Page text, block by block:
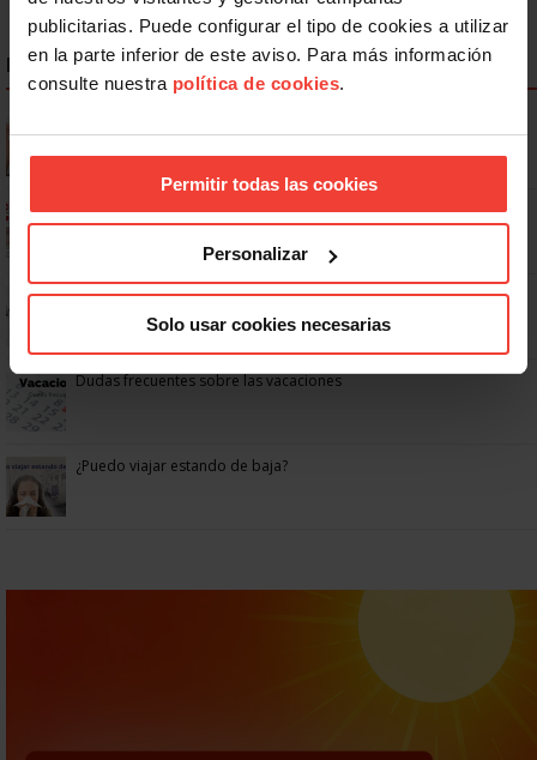
publicitarias. Puede configurar el tipo de cookies a utilizar
en la parte inferior de este aviso. Para más información
consulte nuestra política de cookies.
Permitir todas las cookies
Personalizar
Solo usar cookies necesarias
NOTICIAS MÁS LEÍDAS
Ya os podéis descargar la app de USO
No: si un festivo cae en sábado, no tienen por qué darte un día
Dudas frecuentes sobre las vacaciones
¿Puedo viajar estando de baja?